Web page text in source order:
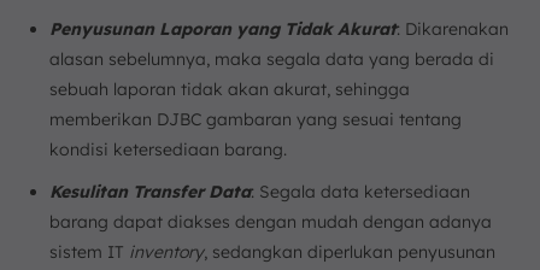
Penyusunan Laporan yang Tidak Akurat: Dikarenakan
alasan sebelumnya, maka segala data yang berada di
sebuah laporan tidak akan akurat, sehingga
memberikan DJBC gambaran yang sesuai tentang
kondisi ketersediaan barang.
Kesulitan Transfer Data: Segala data ketersediaan
barang dapat diakses dengan mudah dengan adanya
sistem IT inventory, sedangkan diperlukan penyusunan